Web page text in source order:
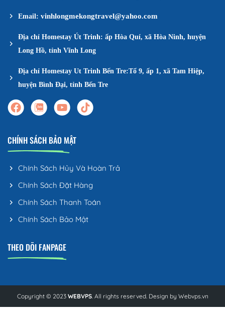
Email: vinhlongmekongtravel@yahoo.com
Địa chỉ Homestay Út Trinh: ấp Hòa Quí, xã Hòa Ninh, huyện
Long Hồ, tỉnh Vĩnh Long
Địa chỉ Homestay Ut Trinh Bến Tre:Tổ 9, ấp 1, xã Tam Hiệp,
huyện Bình Đại, tỉnh Bến Tre
CHÍNH SÁCH BẢO MẬT
Chính Sách Hủy Và Hoàn Trả
Chính Sách Đặt Hàng
Chính Sách Thanh Toán
Chính Sách Bảo Mật
THEO DÕI FANPAGE
Copyright © 2023 WEBVPS. All rights reserved. Design by Webvps.vn